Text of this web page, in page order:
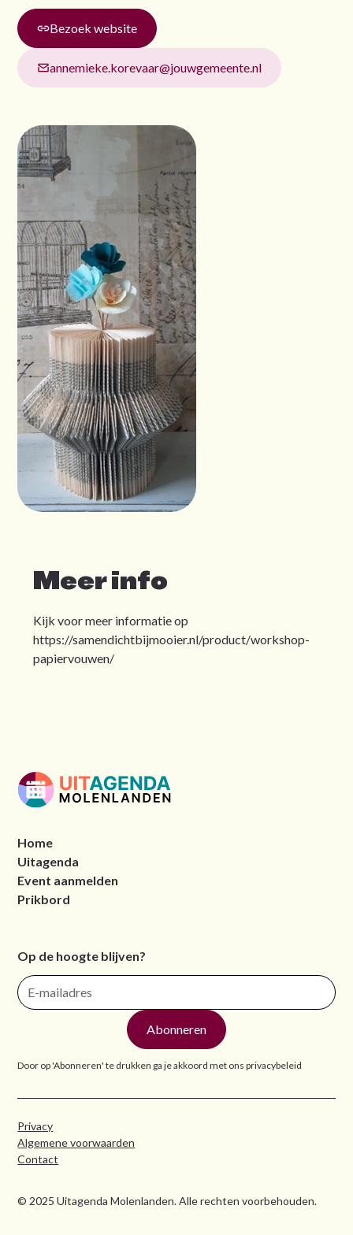
Bezoek website
annemieke.korevaar@jouwgemeente.nl
Meer info
Kijk voor meer informatie op
https://samendichtbijmooier.nl/product/workshop-
papiervouwen/
Home
Uitagenda
Event aanmelden
Prikbord
Op de hoogte blijven?
Door op 'Abonneren' te drukken ga je akkoord met onsprivacybeleid
Privacy
Algemene voorwaarden
Contact
© 2025 Uitagenda Molenlanden. Alle rechten voorbehouden.